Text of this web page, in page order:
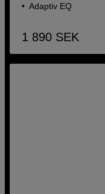
Adaptiv EQ
1 890 SEK